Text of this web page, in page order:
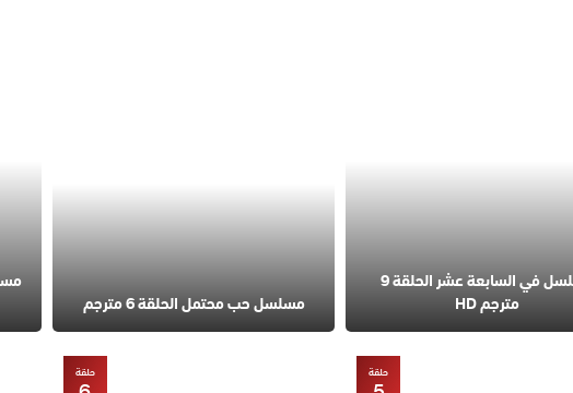
مسلسل في السابعة عشر الحلقة 9
مترجم HD
مسلسل حب محتمل الحلقة 6 مترجم
حلقة حلقة